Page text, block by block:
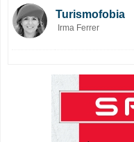
Turismofobia
Irma Ferrer